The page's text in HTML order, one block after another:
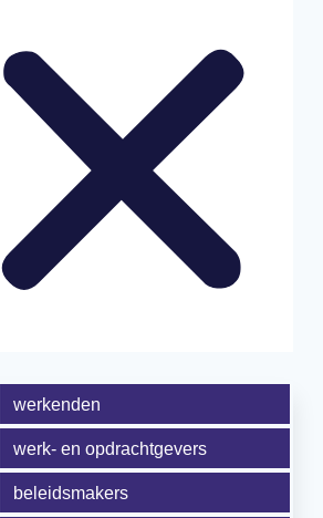
werkenden
werk- en opdrachtgevers
beleidsmakers